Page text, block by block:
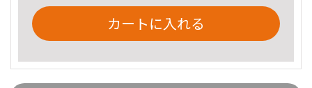
カートに入れる